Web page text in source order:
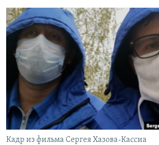
поиску
СЕВЕР.РЕАЛИИ
СИБИРЬ.РЕАЛИИ
РАСПИСАНИЕ ВЕЩАНИЯ
ПОДПИШИТЕСЬ НА РАССЫЛКУ
СОЦИАЛЬНЫЕ СЕТИ
Кадр из фильма Сергея Хазова-Кассиа